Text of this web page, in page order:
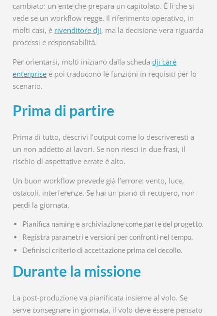
cambiato: un ente che prepara un capitolato. È lì che si
vede se un workflow regge. Il riferimento operativo, in
molti casi, è rivenditore dji, ma la decisione vera riguarda
processi e responsabilità.
Per orientarsi, molti iniziano dalla schedadji care
enterprise e poi traducono le funzioni in requisiti per lo
scenario.
Prima di partire
Prima di tutto, descrivi l’output come lo descriveresti a
un non addetto ai lavori. Se non riesci in due frasi, il
rischio di aspettative errate è alto.
Un buon workflow prevede già l’errore: vento, luce,
ostacoli, interferenze. Se hai un piano di recupero, non
perdi la giornata.
Pianifica naming e archiviazione come parte del progetto.
Registra parametri e versioni per confronti nel tempo.
Definisci criterio di accettazione prima del decollo.
Durante la missione
La post-produzione va pianificata insieme al volo. Se
serve consegnare in giornata, il volo deve essere pensato